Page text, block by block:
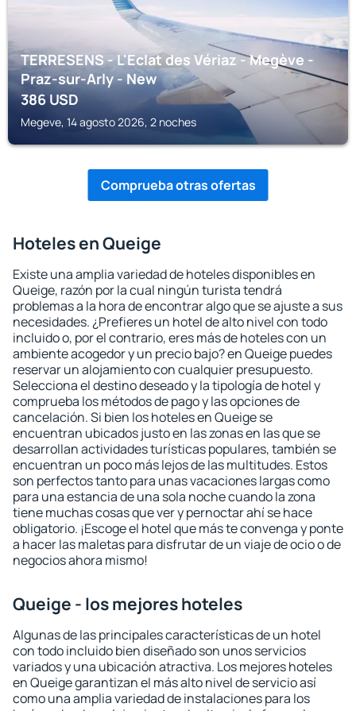
TERRESENS - L'Eclat des Vériaz - Megève -
Praz-sur-Arly - New
386USD
Megeve, 14 agosto 2026, 2 noches
Comprueba otras ofertas
Hoteles en Queige
Existe una amplia variedad de hoteles disponibles en
Queige, razón por la cual ningún turista tendrá
problemas a la hora de encontrar algo que se ajuste a sus
necesidades. ¿Prefieres un hotel de alto nivel con todo
incluido o, por el contrario, eres más de hoteles con un
ambiente acogedor y un precio bajo? en Queige puedes
reservar un alojamiento con cualquier presupuesto.
Selecciona el destino deseado y la tipología de hotel y
comprueba los métodos de pago y las opciones de
cancelación. Si bien los hoteles en Queige se
encuentran ubicados justo en las zonas en las que se
desarrollan actividades turísticas populares, también se
encuentran un poco más lejos de las multitudes. Estos
son perfectos tanto para unas vacaciones largas como
para una estancia de una sola noche cuando la zona
tiene muchas cosas que ver y pernoctar ahí se hace
obligatorio. ¡Escoge el hotel que más te convenga y ponte
a hacer las maletas para disfrutar de un viaje de ocio o de
negocios ahora mismo!
Queige - los mejores hoteles
Algunas de las principales características de un hotel
con todo incluido bien diseñado son unos servicios
variados y una ubicación atractiva. Los mejores hoteles
en Queige garantizan el más alto nivel de servicio así
como una amplia variedad de instalaciones para los